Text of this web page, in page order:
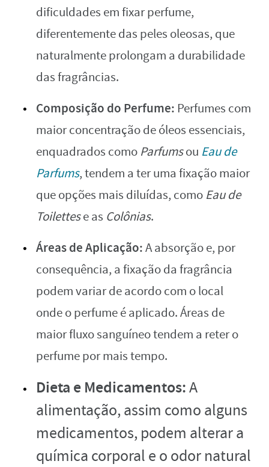
dificuldades em fixar perfume,
diferentemente das peles oleosas, que
naturalmente prolongam a durabilidade
das fragrâncias.
Composição do Perfume: Perfumes com
maior concentração de óleos essenciais,
enquadrados como Parfumsou Eau de
Parfums, tendem a ter uma fixação maior
que opções mais diluídas, como Eau de
Toilettese as Colônias.
Áreas de Aplicação:A absorção e, por
consequência, a fixação da fragrância
podem variar de acordo com o local
onde o perfume é aplicado. Áreas de
maior fluxo sanguíneo tendem a reter o
perfume por mais tempo.
Dieta e Medicamentos:A
alimentação, assim como alguns
medicamentos, podem alterar a
química corporal e o odor natural